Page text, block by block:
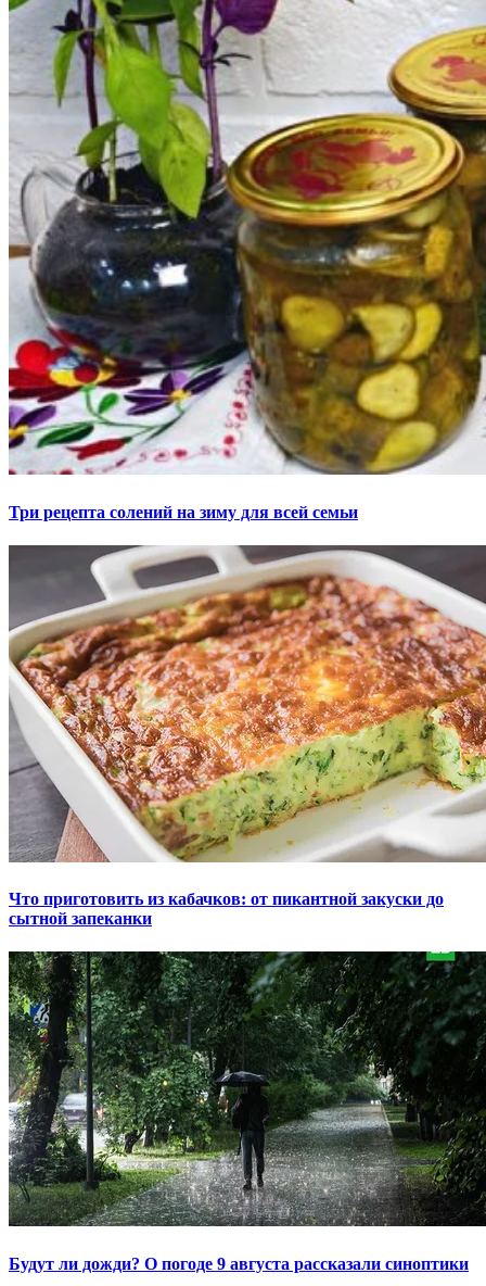
Три рецепта солений на зиму для всей семьи
Что приготовить из кабачков: от пикантной закуски до
сытной запеканки
Будут ли дожди? О погоде 9 августа рассказали синоптики